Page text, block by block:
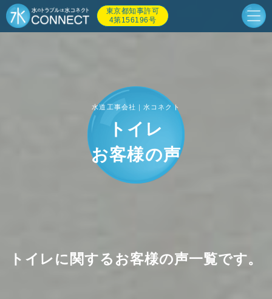
東京都知事許可
4第156196号
水道工事会社｜水コネクト
トイレ
お客様の声
トイレに関するお客様の声一覧です。